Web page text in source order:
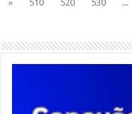
»
510 520 530 ...